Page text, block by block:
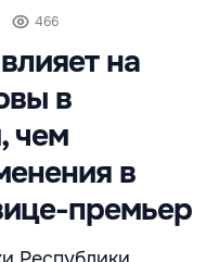
466
на
в
чем
в
премьер